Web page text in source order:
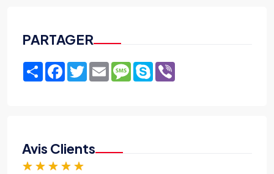
PARTAGER
ShareFacebook
TwitterEmailMessage
Skype
Avis Clients
★ ★ ★ ★ ★